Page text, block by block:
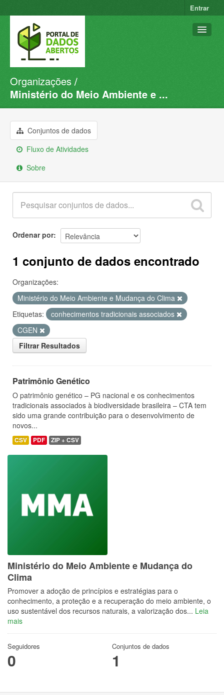
Entrar
Conjuntos de dados
Organizações
Sobre
Organizações
Ministério do Meio Ambiente e ...
Conjuntos de dados
Fluxo de Atividades
Sobre
Ordenar por
1 conjunto de dados encontrado
Organizações:
Ministério do Meio Ambiente e Mudança do Clima
Etiquetas:
conhecimentos tradicionais associados
CGEN
Filtrar Resultados
Patrimônio Genético
O patrimônio genético – PG nacional e os conhecimentos
tradicionais associados à biodiversidade brasileira – CTA tem
sido uma grande contribuição para o desenvolvimento de
novos...
CSV PDF ZIP + CSV
Ministério do Meio Ambiente e Mudança do
Clima
Promover a adoção de princípios e estratégias para o
conhecimento, a proteção e a recuperação do meio ambiente, o
uso sustentável dos recursos naturais, a valorização dos... Leia
mais
Seguidores
0
Conjuntos de dados
1